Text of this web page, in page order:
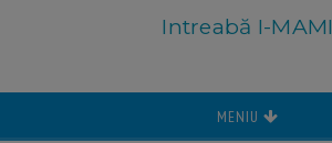
Intreabă I-MAMI
MENIU